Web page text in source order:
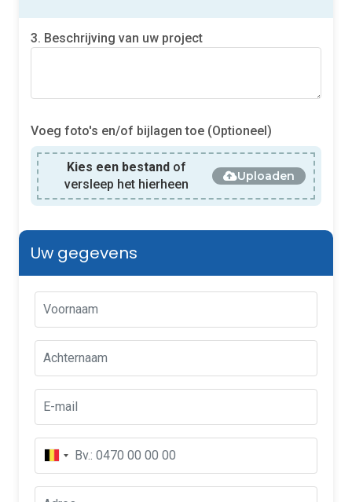
3. Beschrijving van uw project
Voeg foto's en/of bijlagen toe (Optioneel)
Kies een bestand of
versleep het hierheen
Uploaden
Uw gegevens